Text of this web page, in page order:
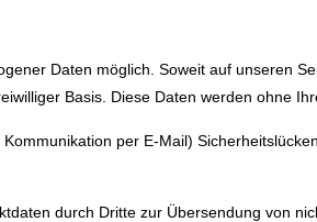
Daten möglich. Soweit auf unseren
Basis. Diese Daten werden ohne
per E-Mail)
durch Dritte zur Übersendung von